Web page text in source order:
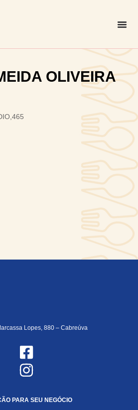
OLIVEIRA
Lopes, 880 – Cabreúva
PARA SEU NEGÓCIO